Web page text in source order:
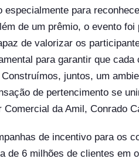
especialmente para
de um prêmio, o evento foi
de valorizar os
para garantir que
juntos, um
de pertencimento se
da Amil, Conrado
de incentivo para os
de 6 milhões de clientes em